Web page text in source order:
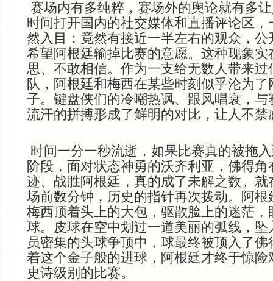
赛场内有多纯粹，赛场外的舆论就有多
时间打开国内的社交媒体和直播评论区
然入目：竟然有接近一半左右的观众，
希望阿根廷输掉比赛的意愿。这种现象
思、不敢相信。作为一支给无数人带来过
队，阿根廷和梅西在某些时刻似乎沦为
子。键盘侠们的冷嘲热讽、跟风唱衰，
流汗的拼搏形成了鲜明的对比，让人不禁
时间一分一秒流逝，如果比赛真的被拖
阶段，面对状态神勇的沃齐利亚，佛得
迹、战胜阿根廷，真的成了未解之数。
场前数分钟，历史的指针再次拨动。阿
梅西顶着头上的大包，驱散脸上的迷茫
球。皮球在空中划过一道美丽的弧线，
员密集的头球争顶中，球最终被顶入了
着这个金子般的进球，阿根廷才终于惊
史诗级别的比赛。